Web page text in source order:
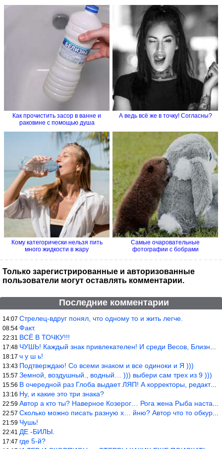
Как прочистить засор в ванне и
раковине с помощью душа
А ведь всё же в точку! Согласны?
Кому категорически нельзя пить
много жидкости в жару
Самые очаровательные
фотографии с бобрами
Только зарегистрированные и авторизованные
пользователи могут оставлять комментарии.
Последние комментарии
14:07 Стрелец-вдруг понял, что одному то и жить легче.
08:54 Факт.
22:31 ВСЁ В ТОЧКУ!!!
17:48 ЧУШЬ! Каждый знак привлекателен! И среди Весов, Близнецов встреч
18:17 ч у ш ь!
13:43 Подтверждаю! Со всеми знаком и все одиноки и Я )))
15:57 Земной, воздушный., водный… ))) выбери сам трех из 9 )))
15:56 В очередной раз Глоба выдает ЛЯП! А корректоры, редакторы пропус
13:16 Ну, и какие это три знака?
22:59 Автор а кто ты? Наверное Козерог… Рога жена Рыба наставила ))
22:57 Сколько можно писать разную х… йню? Автор что то обкурился?
21:59 Чушь!
22:41 ДЕ -БИЛЫ.
17:47 где 5-й?